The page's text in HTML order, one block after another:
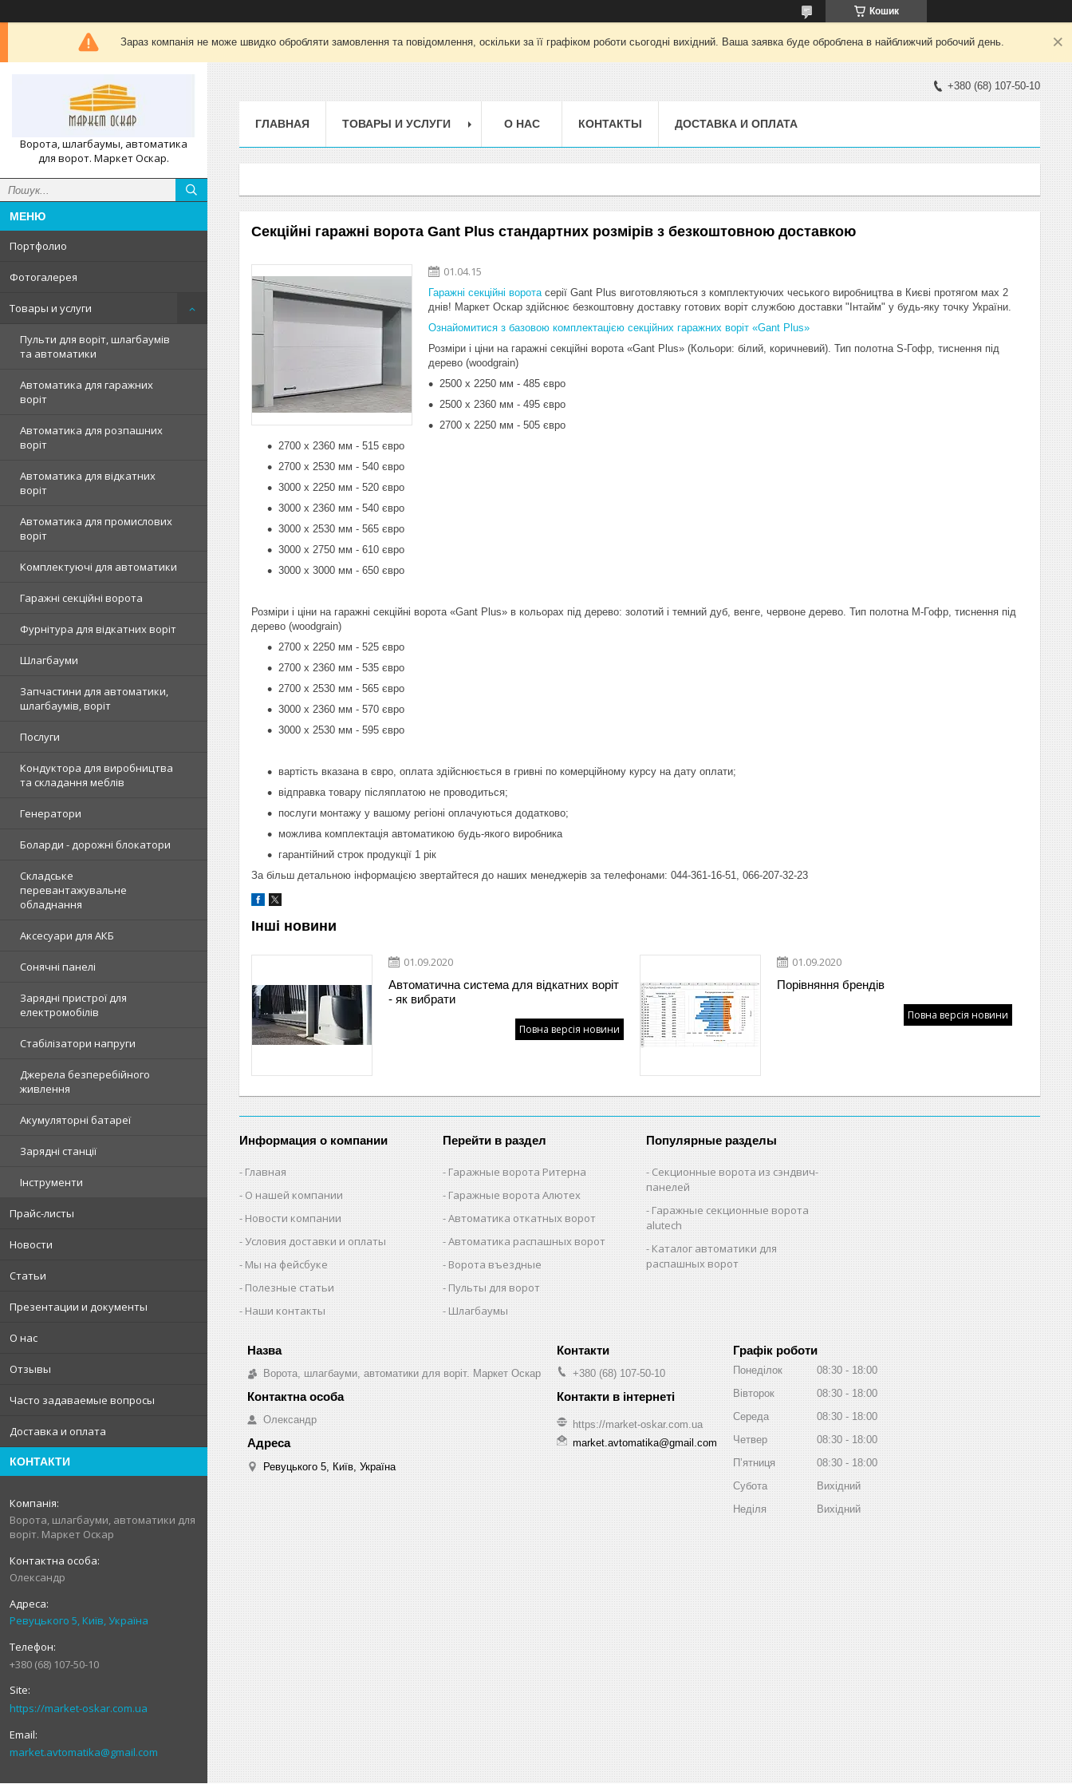
Кошик
Зараз компанія не може швидко обробляти замовлення та повідомлення, оскільки за її графіком роботи сьогодні вихідний. Ваша заявка буде оброблена в найближчий робочий день.
Ворота, шлагбаумы, автоматика
для ворот. Маркет Оскар.
Портфолио
Фотогалерея
Товары и услуги
Пульти для воріт, шлагбаумів
та автоматики
Автоматика для гаражних
воріт
Автоматика для розпашних
воріт
Автоматика для відкатних
воріт
Автоматика для промислових
воріт
Комплектуючі для автоматики
Гаражні секційні ворота
Фурнітура для відкатних воріт
Шлагбауми
Запчастини для автоматики,
шлагбаумів, воріт
Послуги
Кондуктора для виробництва
та складання меблів
Генератори
Боларди - дорожні блокатори
Складське
перевантажувальне
обладнання
Аксесуари для АКБ
Сонячні панелі
Зарядні пристрої для
електромобілів
Стабілізатори напруги
Джерела безперебійного
живлення
Акумуляторні батареї
Зарядні станції
Інструменти
Прайс-листы
Новости
Статьи
Презентации и документы
О нас
Отзывы
Часто задаваемые вопросы
Доставка и оплата
КОНТАКТИ
Ворота, шлагбауми, автоматики для
воріт. Маркет Оскар
Олександр
Ревуцького 5, Київ, Україна
+380 (68) 107-50-10
https://market-oskar.com.ua
market.avtomatika@gmail.com
+380 (68) 107-50-10
ГЛАВНАЯ ТОВАРЫ И УСЛУГИ О НАС КОНТАКТЫ ДОСТАВКА И ОПЛАТА
Секційні гаражні ворота Gant Plus стандартних розмірів з безкоштовною доставкою
01.04.15
Гаражні секційні ворота серії Gant Plus виготовляються з комплектуючих чеського виробництва в Києві протягом мах 2
днів! Маркет Оскар здійснює безкоштовну доставку готових воріт службою доставки "Інтайм" у будь-яку точку України.
Ознайомитися з базовою комплектацією секційних гаражних воріт «Gant Plus»
Розміри і ціни на гаражні секційні ворота «Gant Plus» (Кольори: білий, коричневий). Тип полотна S-Гофр, тиснення під
дерево (woodgrain)
2500 х 2250 мм - 485 євро
2500 х 2360 мм - 495 євро
2700 х 2250 мм - 505 євро
2700 х 2360 мм - 515 євро
2700 х 2530 мм - 540 євро
3000 х 2250 мм - 520 євро
3000 х 2360 мм - 540 євро
3000 х 2530 мм - 565 євро
3000 х 2750 мм - 610 євро
3000 х 3000 мм - 650 євро
Розміри і ціни на гаражні секційні ворота «Gant Plus» в кольорах під дерево: золотий і темний дуб, венге, червоне дерево. Тип полотна М-Гофр, тиснення під
дерево (woodgrain)
2700 х 2250 мм - 525 євро
2700 х 2360 мм - 535 євро
2700 х 2530 мм - 565 євро
3000 х 2360 мм - 570 євро
3000 х 2530 мм - 595 євро
вартість вказана в євро, оплата здійснюється в гривні по комерційному курсу на дату оплати;
відправка товару післяплатою не проводиться;
послуги монтажу у вашому регіоні оплачуються додатково;
можлива комплектація автоматикою будь-якого виробника
гарантійний строк продукції 1 рік
За більш детальною інформацією звертайтеся до наших менеджерів за телефонами: 044-361-16-51, 066-207-32-23
Інші новини
01.09.2020
Автоматична система для відкатних воріт
- як вибрати
Повна версія новини
01.09.2020
Порівняння брендів
Повна версія новини
Информация о компании
Главная
О нашей компании
Новости компании
Условия доставки и оплаты
Мы на фейсбуке
Полезные статьи
Наши контакты
Перейти в раздел
Гаражные ворота Ритерна
Гаражные ворота Алютех
Автоматика откатных ворот
Автоматика распашных ворот
Ворота въездные
Пульты для ворот
Шлагбаумы
Популярные разделы
Секционные ворота из сэндвич-
панелей
Гаражные секционные ворота
alutech
Каталог автоматики для
распашных ворот
Ворота, шлагбауми, автоматики для воріт. Маркет Оскар
Олександр
Ревуцького 5, Київ, Україна
+380 (68) 107-50-10
https://market-oskar.com.ua
market.avtomatika@gmail.com
Графік роботи
Понеділок 08:30
18:00
Вівторок
08:30
18:00
Середа
08:30
18:00
Четвер
08:30
18:00
Пʼятниця
08:30
18:00
Субота
Вихідний
Неділя
Вихідний